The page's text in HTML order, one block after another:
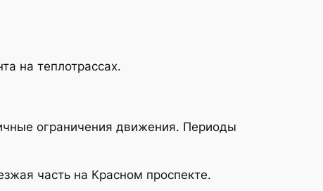
на теплотрассах.
ограничения движения. Периоды
часть на Красном проспекте.